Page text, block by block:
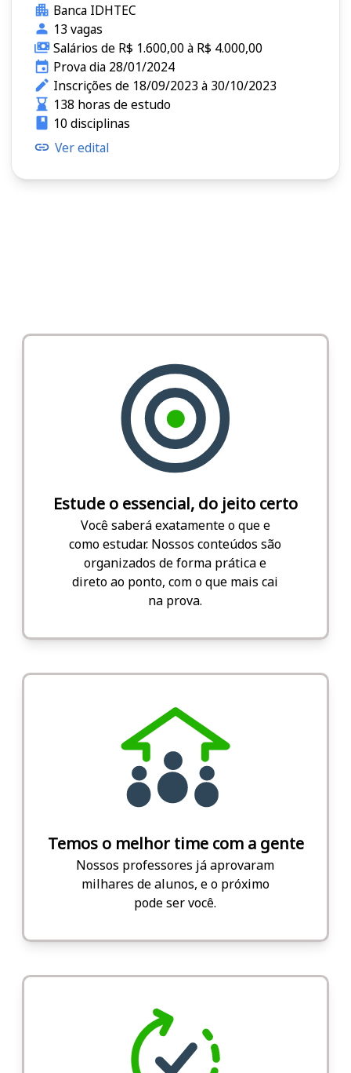
Banca IDHTEC
13 vagas
Salários de R$ 1.600,00 à R$ 4.000,00
Prova dia 28/01/2024
Inscrições de 18/09/2023 à 30/10/2023
138 horas de estudo
10 disciplinas
Ver edital
Estude o essencial, do jeito certo
Você saberá exatamente o que e
como estudar. Nossos conteúdos são
organizados de forma prática e
direto ao ponto, com o que mais cai
na prova.
Temos o melhor time com a gente
Nossos professores já aprovaram
milhares de alunos, e o próximo
pode ser você.